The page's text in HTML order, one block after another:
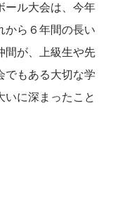
ール大会は、今年
から６年間の長い
間が、上級生や先
でもある大切な学
いに深まったこと